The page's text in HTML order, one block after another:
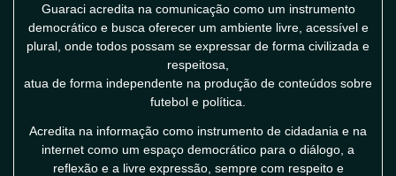
Guaraci acredita na comunicação como um instrumento
democrático e busca oferecer um ambiente livre, acessível e
plural, onde todos possam se expressar de forma civilizada e
respeitosa,
atua de forma independente na produção de conteúdos sobre
futebol e política.
Acredita na informação como instrumento de cidadania e na
internet como um espaço democrático para o diálogo, a
reflexão e a livre expressão, sempre com respeito e